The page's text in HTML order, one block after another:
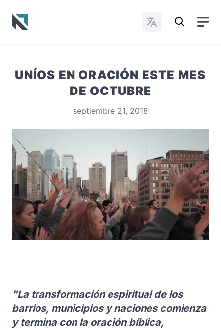
Cambiar idioma
UNÍOS EN ORACIÓN ESTE MES
DE OCTUBRE
septiembre 21, 2018
"La transformación espiritual de los
barrios, municipios y naciones comienza
y termina con la oración bíblica,